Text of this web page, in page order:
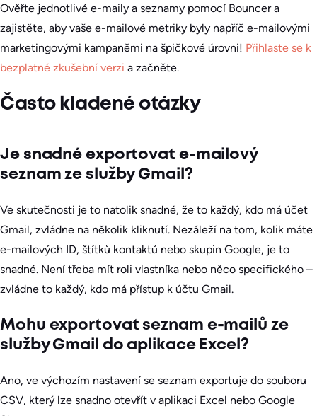
Ověřte jednotlivé e-maily a seznamy pomocí Bouncer a
zajistěte, aby vaše e-mailové metriky byly napříč e-mailovými
marketingovými kampaněmi na špičkové úrovni! Přihlaste se k
bezplatné zkušební verzi a začněte.
Často kladené otázky
Je snadné exportovat e-mailový
seznam ze služby Gmail?
Ve skutečnosti je to natolik snadné, že to každý, kdo má účet
Gmail, zvládne na několik kliknutí. Nezáleží na tom, kolik máte
e-mailových ID, štítků kontaktů nebo skupin Google, je to
snadné. Není třeba mít roli vlastníka nebo něco specifického –
zvládne to každý, kdo má přístup k účtu Gmail.
Mohu exportovat seznam e-mailů ze
služby Gmail do aplikace Excel?
Ano, ve výchozím nastavení se seznam exportuje do souboru
CSV, který lze snadno otevřít v aplikaci Excel nebo Google